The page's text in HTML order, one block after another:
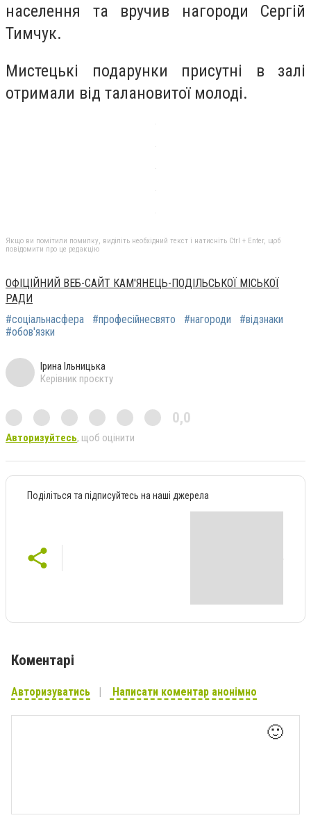
населення та вручив нагороди Сергій
Тимчук.
Мистецькі подарунки присутні в залі
отримали від талановитої молоді.
Якщо ви помітили помилку, виділіть необхідний текст і натисніть Ctrl + Enter, щоб
повідомити про це редакцію
ОФІЦІЙНИЙ ВЕБ-САЙТ КАМ'ЯНЕЦЬ-ПОДІЛЬСЬКОЇ МІСЬКОЇ
РАДИ
#соціальнасфера
#професійнесвято #нагороди
#відзнаки
#обов'язки
Ірина Ільницька
Керівник проєкту
0,0
Авторизуйтесь, щоб оцінити
Поділіться та підписуйтесь на наші джерела
Коментарі
Авторизуватись Написати коментар анонімно
🙂